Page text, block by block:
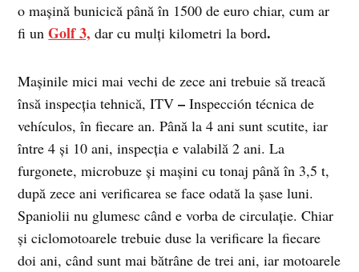
o maşină bunicică până în 1500 de euro chiar, cum ar
fi unGolf 3, dar cu mulţi kilometri la bord.
Maşinile mici mai vechi de zece ani trebuie să treacă
însă inspecţia tehnică, ITV –Inspección técnica de
vehículos, în fiecare an. Până la 4 ani sunt scutite, iar
între 4 şi 10 ani, inspecţia e valabilă 2 ani. La
furgonete, microbuze şi maşini cu tonaj până în 3,5 t,
după zece ani verificarea se face odată la şase luni.
Spaniolii nu glumesc când e vorba de circulaţie. Chiar
şi ciclomotoarele trebuie duse la verificare la fiecare
doi ani, când sunt mai bătrâne de trei ani, iar motoarele